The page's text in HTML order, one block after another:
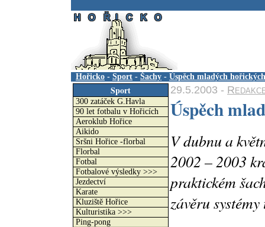
Hořicko - Sport - Šachy - Úspěch mladých
Sport
300 zatáček G.Havla
90 let fotbalu v Hořicích
Aeroklub Hořice
Aikido
Sršni Hořice -florbal
Florbal
Fotbal
Fotbalové výsledky >>>
Jezdectví
Karate
Kluziště Hořice
Kulturistika >>>
Ping-pong
29.5.2003 -
Úspěch
V dubnu a
2002 – 2003
praktickém
závěru